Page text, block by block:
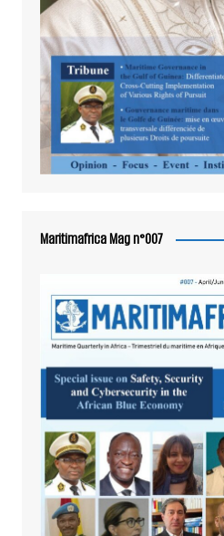
Maritimafrica Mag n°007